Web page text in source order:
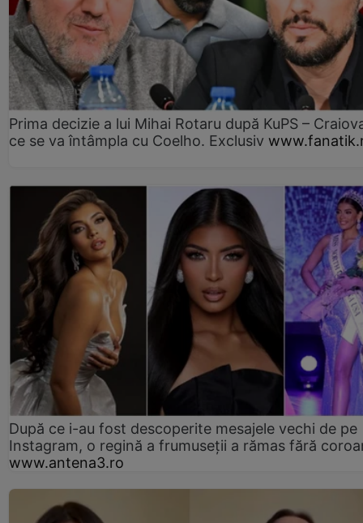
Prima decizie a lui Mihai Rotaru după KuPS –
ce se va întâmpla cu Coelho. Exclusiv
După ce i-au fost descoperite mesajele vechi de pe
Instagram, o regină a frumuseții a rămas fără
www.antena3.ro